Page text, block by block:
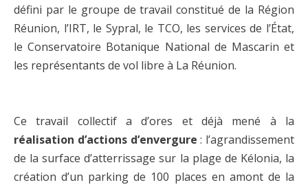
défini par le groupe de travail constitué de la Région
Réunion, l’IRT, le Sypral, le TCO, les services de l’État,
le Conservatoire Botanique National de Mascarin et
les représentants de vol libre à La Réunion.
Ce travail collectif a d’ores et déjà mené à la
réalisation d’actions d’envergure : l’agrandissement
de la surface d’atterrissage sur la plage de Kélonia, la
création d’un parking de 100 places en amont de la